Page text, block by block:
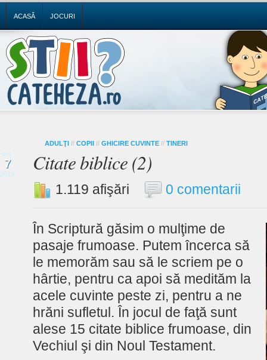
ACASĂ JOCURI
oct.
7
2013
ADULŢI // COPII // GHICIRE CUVINTE // TINERI
Citate biblice (2)
1.119 afişări 0 comentarii
În Scriptură găsim o mulţime de
pasaje frumoase. Putem încerca să
le memorăm sau să le scriem pe o
hârtie, pentru ca apoi să medităm la
acele cuvinte peste zi, pentru a ne
hrăni sufletul. În jocul de faţă sunt
alese 15 citate biblice frumoase, din
Vechiul şi din Noul Testament.